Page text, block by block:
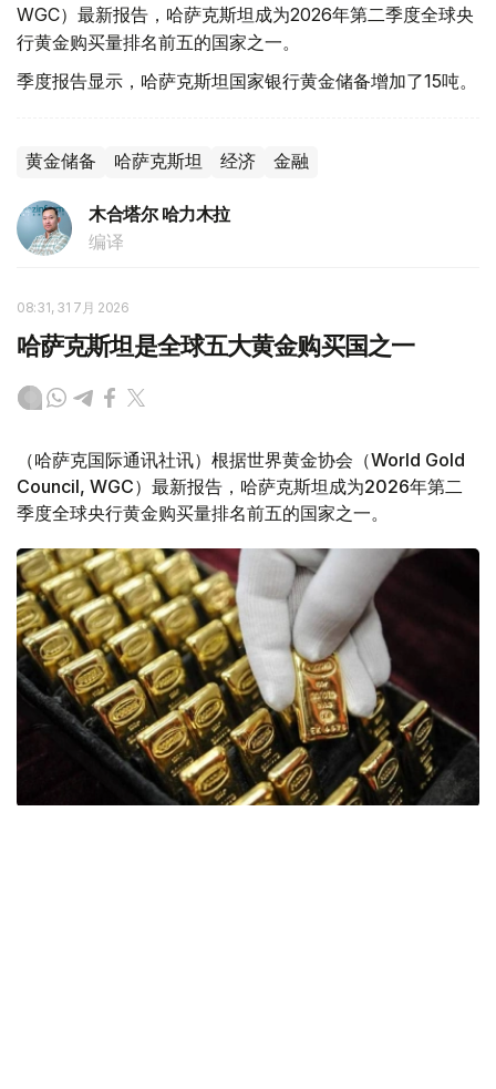
WGC）最新报告，哈萨克斯坦成为2026年第二季度全球央
行黄金购买量排名前五的国家之一。
季度报告显示，哈萨克斯坦国家银行黄金储备增加了15吨。
黄金储备 哈萨克斯坦 经济 金融
木合塔尔 哈力木拉
编译
08:31, 31 7月 2026
哈萨克斯坦是全球五大黄金购买国之一
（哈萨克国际通讯社讯）根据世界黄金协会（World Gold
Council, WGC）最新报告，哈萨克斯坦成为2026年第二
季度全球央行黄金购买量排名前五的国家之一。